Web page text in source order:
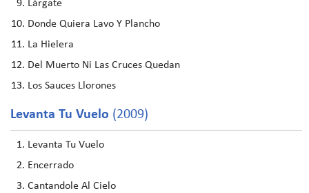
Lárgate
Donde Quiera Lavo Y Plancho
La Hielera
Del Muerto Ni Las Cruces Quedan
Los Sauces Llorones
Levanta Tu Vuelo (2009)
Levanta Tu Vuelo
Encerrado
Cantandole Al Cielo